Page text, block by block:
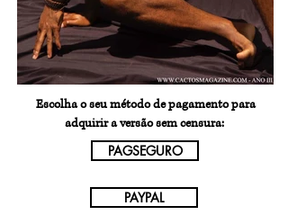
Escolha o seu método de pagamento para
adquirir a versão sem censura:
PAGSEGURO
PAYPAL